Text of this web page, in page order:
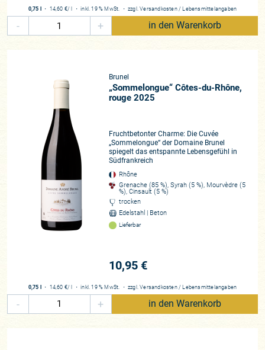
0,75 l ・ 14,60 €/ l ・inkl. 19 % MwSt. ・ zzgl.Versandkosten / Lebensmittelangaben
- + in den Warenkorb
Brunel
„Sommelongue“ Côtes-du-Rhône,
rouge 2025
Fruchtbetonter Charme: Die Cuvée
„Sommelongue“ der Domaine Brunel
spiegelt das entspannte Lebensgefühl in
Südfrankreich
Rhône
Grenache (85 %), Syrah (5 %), Mourvèdre (5
%), Cinsault (5 %)
trocken
Edelstahl | Beton
Lieferbar
10,95 €
0,75 l ・ 14,60 €/ l ・inkl. 19 % MwSt. ・ zzgl.Versandkosten / Lebensmittelangaben
- + in den Warenkorb